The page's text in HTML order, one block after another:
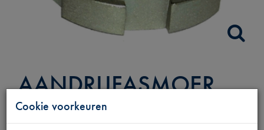
AANDRIJFASMOER
BINNEN R DRAAD
Cookie voorkeuren